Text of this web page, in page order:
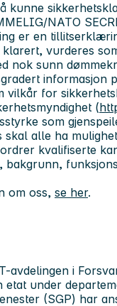
kunne
NATO
er en
vurderes
nok sunn
informasjon
vilkår for
(
som
skal alle ha
kvalifiserte
bakgrunn,
om oss, se her.
avdelingen i
etat under
(SGP) har